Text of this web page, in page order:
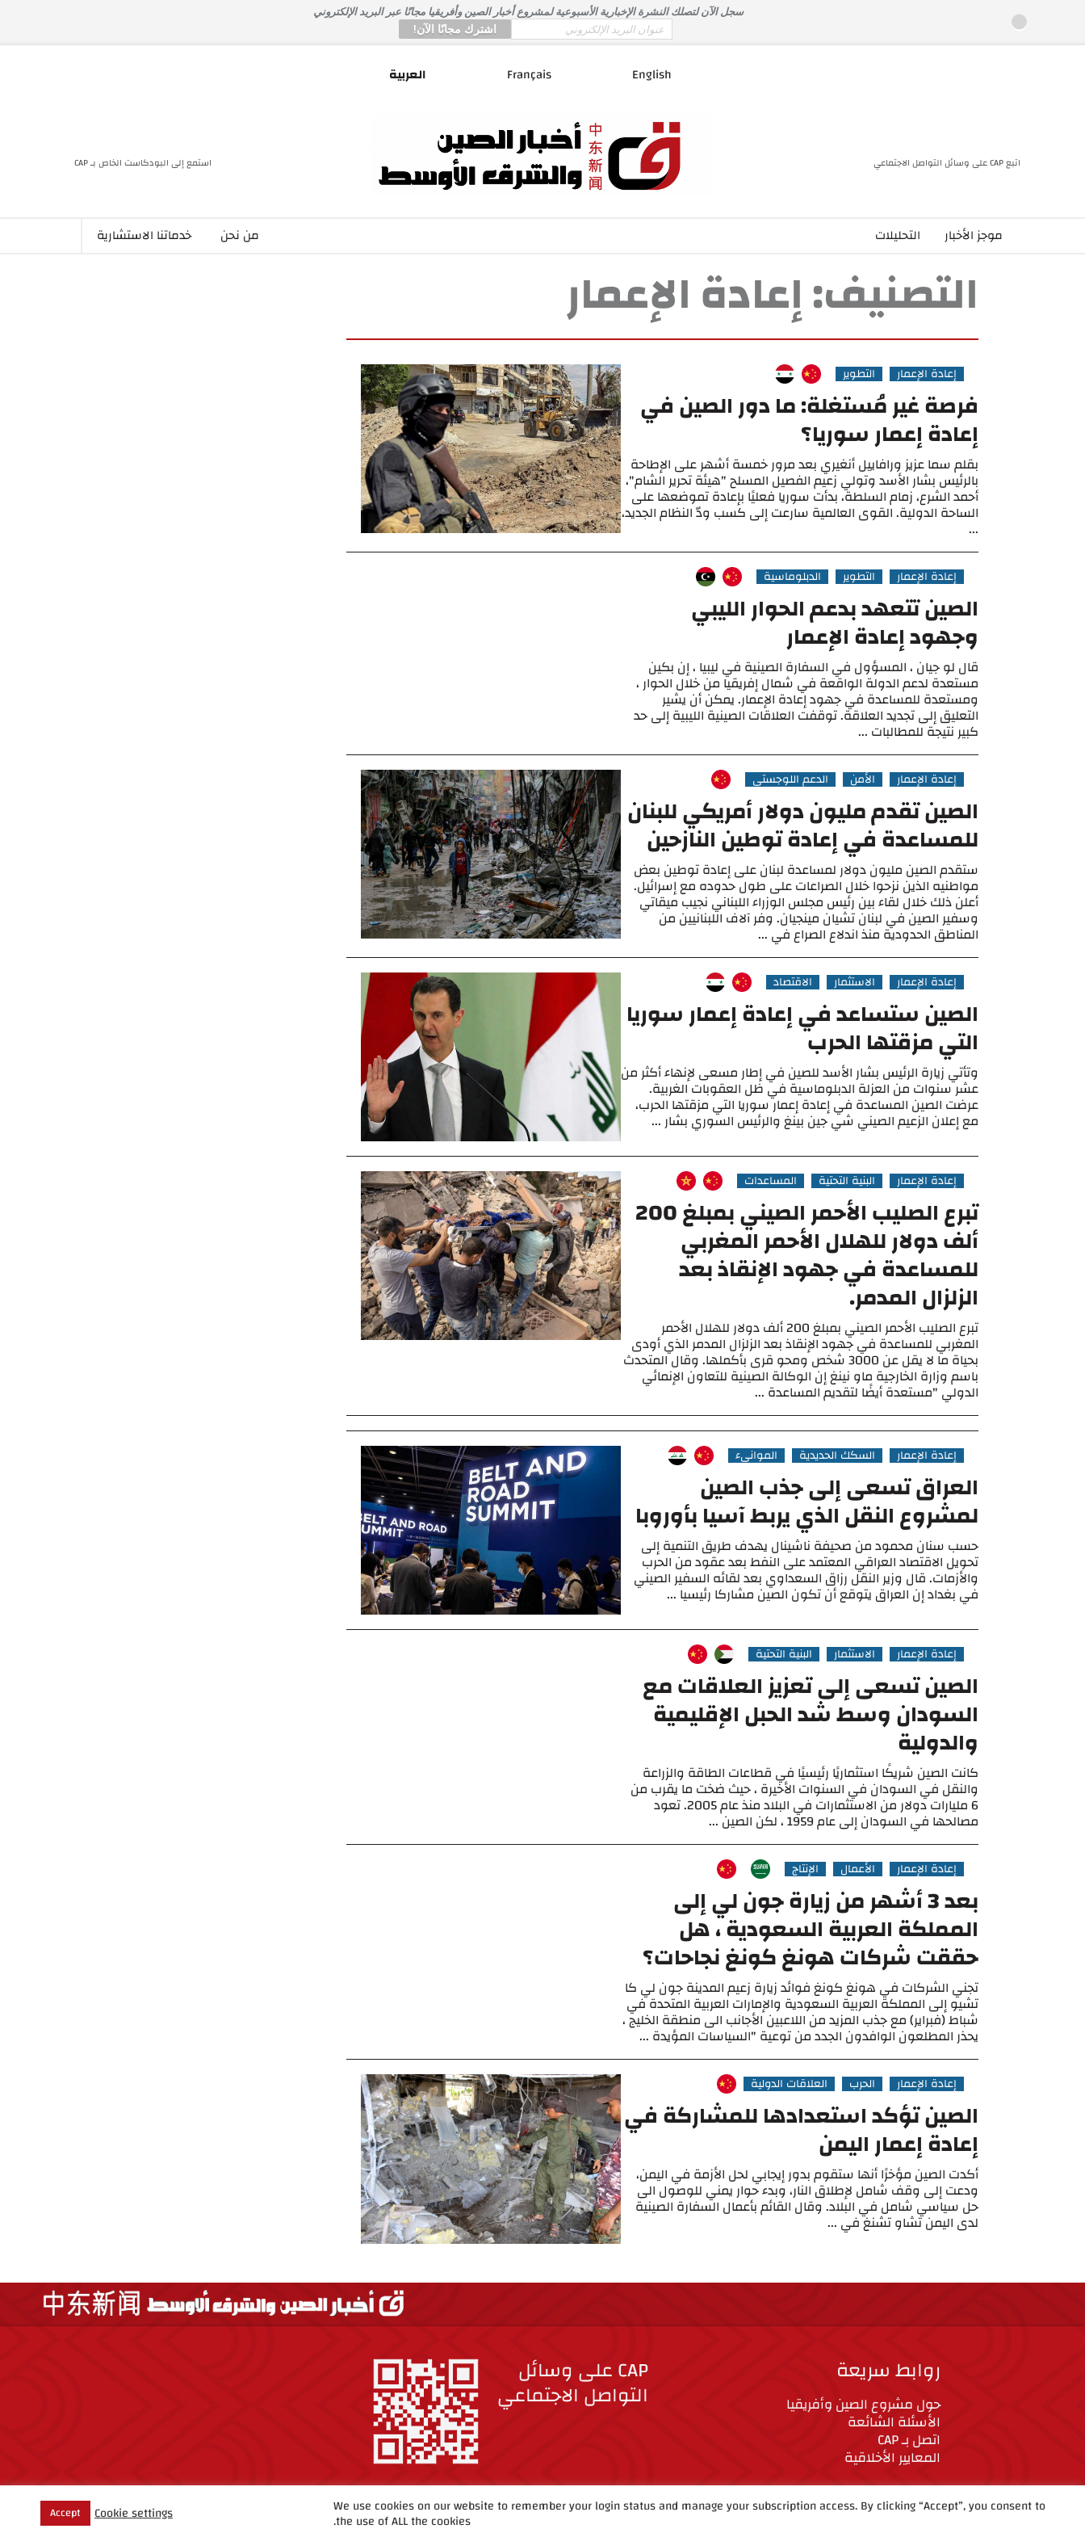
المحتوى
سجل الآن لتصلك النشرة الإخبارية الأسبوعية لمشروع أخبار الصين وأفريقيا مجانًا عبر البريد الإلكتروني
Email
*
English
Français العربية
اتبع CAP على وسائل التواصل الاجتماعي استمع إلى البودكاست الخاص بـ CAP
موجز الأخبار التحليلات من نحن خدماتنا الاستشارية
التصنيف:إعادة الإعمار
إعادة الإعمار التطوير
فرصة غير مُستغلة: ما دور الصين في
إعادة إعمار سوريا؟
بقلم سما عزيز ورافاييل أنغيري بعد مرور خمسة أشهر على الإطاحة
بالرئيس بشار الأسد وتولي زعيم الفصيل المسلح "هيئة تحرير الشام"،
أحمد الشرع، زمام السلطة، بدأت سوريا فعليًا بإعادة تموضعها على
الساحة الدولية. القوى العالمية سارعت إلى كسب ودّ النظام الجديد،
...
إعادة الإعمار التطوير الدبلوماسية
الصين تتعهد بدعم الحوار الليبي
وجهود إعادة الإعمار
قال لو جيان ، المسؤول في السفارة الصينية في ليبيا ، إن بكين
مستعدة لدعم الدولة الواقعة في شمال إفريقيا من خلال الحوار ،
ومستعدة للمساعدة في جهود إعادة الإعمار. يمكن أن يشير
التعليق إلى تجديد العلاقة. توقفت العلاقات الصينية الليبية إلى حد
كبير نتيجة للمطالبات ...
إعادة الإعمار الأمن الدعم اللوجستي
الصين تقدم مليون دولار أمريكي للبنان
للمساعدة في إعادة توطين النازحين
ستقدم الصين مليون دولار لمساعدة لبنان على إعادة توطين بعض
مواطنيه الذين نزحوا خلال الصراعات على طول حدوده مع إسرائيل.
أعلن ذلك خلال لقاء بين رئيس مجلس الوزراء اللبناني نجيب ميقاتي
وسفير الصين في لبنان تشيان مينجيان. وفر آلاف اللبنانيين من
المناطق الحدودية منذ اندلاع الصراع في ...
إعادة الإعمار الاستثمار الاقتصاد
الصين ستساعد في إعادة إعمار سوريا
التي مزقتها الحرب
وتأتي زيارة الرئيس بشار الأسد للصين في إطار مسعى لإنهاء أكثر من
عشر سنوات من العزلة الدبلوماسية في ظل العقوبات الغربية.
عرضت الصين المساعدة في إعادة إعمار سوريا التي مزقتها الحرب،
مع إعلان الزعيم الصيني شي جين بينغ والرئيس السوري بشار ...
إعادة الإعمار البنية التحتية المساعدات
تبرع الصليب الأحمر الصيني بمبلغ 200
ألف دولار للهلال الأحمر المغربي
للمساعدة في جهود الإنقاذ بعد
الزلزال المدمر.
تبرع الصليب الأحمر الصيني بمبلغ 200 ألف دولار للهلال الأحمر
المغربي للمساعدة في جهود الإنقاذ بعد الزلزال المدمر الذي أودى
بحياة ما لا يقل عن 3000 شخص ومحو قرى بأكملها. وقال المتحدث
باسم وزارة الخارجية ماو نينغ إن الوكالة الصينية للتعاون الإنمائي
الدولي "مستعدة أيضًا لتقديم المساعدة ...
إعادة الإعمار السكك الحديدية الموانيء
العراق تسعى إلى جذب الصين
لمشروع النقل الذي يربط آسيا بأوروبا
حسب سنان محمود من صحيفة ناشينال يهدف طريق التنمية إلى
تحويل الاقتصاد العراقي المعتمد على النفط بعد عقود من الحرب
والأزمات. قال وزير النقل رزاق السعداوي بعد لقائه السفير الصيني
في بغداد إن العراق يتوقع أن تكون الصين مشاركا رئيسيا ...
إعادة الإعمار الاستثمار البنية التحتية
الصين تسعى إلى تعزيز العلاقات مع
السودان وسط شد الحبل الإقليمية
والدولية
كانت الصين شريكًا استثماريًا رئيسيًا في قطاعات الطاقة والزراعة
والنقل في السودان في السنوات الأخيرة ، حيث ضخت ما يقرب من
6 مليارات دولار من الاستثمارات في البلاد منذ عام 2005. تعود
مصالحها في السودان إلى عام 1959 ، لكن الصين ...
إعادة الإعمار الأعمال الإنتاج
بعد 3 أشهر من زيارة جون لي إلى
المملكة العربية السعودية ، هل
حققت شركات هونغ كونغ نجاحات؟
تجني الشركات في هونغ كونغ فوائد زيارة زعيم المدينة جون لي كا
تشيو إلى المملكة العربية السعودية والإمارات العربية المتحدة في
شباط (فبراير) مع جذب المزيد من اللاعبين الأجانب الى منطقة الخليج ،
يحذر المطلعون الوافدون الجدد من توعية "السياسات المؤيدة ...
إعادة الإعمار الحرب العلاقات الدولية
الصين تؤكد استعدادها للمشاركة في
إعادة إعمار اليمن
أكدت الصين مؤخرًا أنها ستقوم بدور إيجابي لحل الأزمة في اليمن،
ودعت إلى وقف شامل لإطلاق النار، وبدء حوار يمني للوصول الى
حل سياسي شامل في البلاد. وقال القائم بأعمال السفارة الصينية
لدى اليمن تشاو تشنغ في ...
روابط سريعة
حول مشروع الصين وأفريقيا
الأسئلة الشائعة
اتصل بـ CAP
المعايير الأخلاقية
CAP على وسائل
التواصل الاجتماعي
We use cookies on our website to remember your login status and manage your subscription access. By clicking “Accept”, you consent to
the use of ALL the cookies.
Cookie settings
Accept